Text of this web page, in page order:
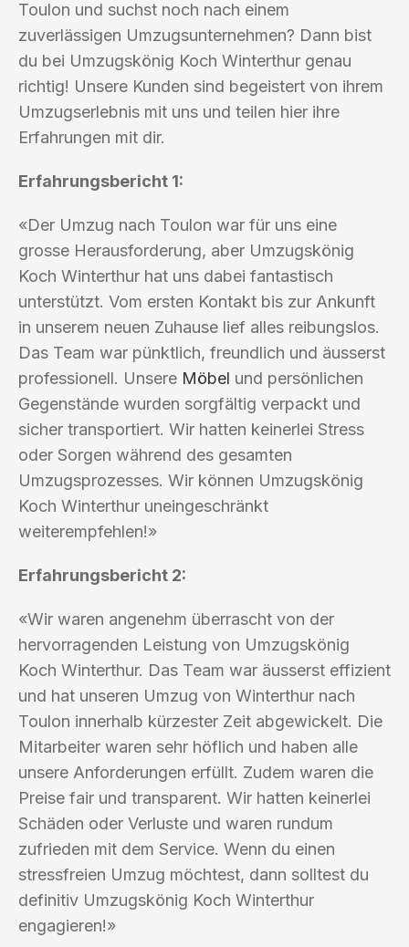
Toulon und suchst noch nach einem
zuverlässigen Umzugsunternehmen? Dann bist
du bei Umzugskönig Koch Winterthur genau
richtig! Unsere Kunden sind begeistert von ihrem
Umzugserlebnis mit uns und teilen hier ihre
Erfahrungen mit dir.
Erfahrungsbericht 1:
«Der Umzug nach Toulon war für uns eine
grosse Herausforderung, aber Umzugskönig
Koch Winterthur hat uns dabei fantastisch
unterstützt. Vom ersten Kontakt bis zur Ankunft
in unserem neuen Zuhause lief alles reibungslos.
Das Team war pünktlich, freundlich und äusserst
professionell. Unsere Möbel und persönlichen
Gegenstände wurden sorgfältig verpackt und
sicher transportiert. Wir hatten keinerlei Stress
oder Sorgen während des gesamten
Umzugsprozesses. Wir können Umzugskönig
Koch Winterthur uneingeschränkt
weiterempfehlen!»
Erfahrungsbericht 2:
«Wir waren angenehm überrascht von der
hervorragenden Leistung von Umzugskönig
Koch Winterthur. Das Team war äusserst effizient
und hat unseren Umzug von Winterthur nach
Toulon innerhalb kürzester Zeit abgewickelt. Die
Mitarbeiter waren sehr höflich und haben alle
unsere Anforderungen erfüllt. Zudem waren die
Preise fair und transparent. Wir hatten keinerlei
Schäden oder Verluste und waren rundum
zufrieden mit dem Service. Wenn du einen
stressfreien Umzug möchtest, dann solltest du
definitiv Umzugskönig Koch Winterthur
engagieren!»